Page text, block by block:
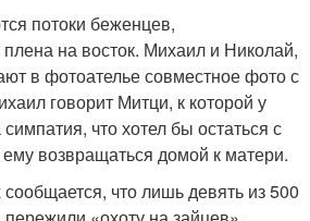
потоки беженцев,
на восток. Михаил и Николай,
в фотоателье совместное фото с
говорит Митци, к которой у
что хотел бы остаться с
ему возвращаться домой к матери.
что лишь девять из 500